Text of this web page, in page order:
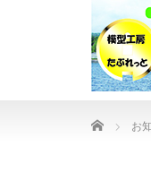
Home お